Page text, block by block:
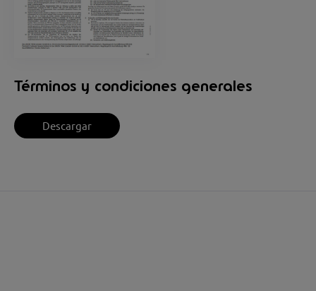
Términos y condiciones generales
Descargar